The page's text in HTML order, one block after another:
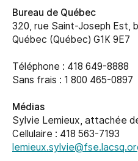
Bureau de Québec
320, rue Saint-Joseph Est,
Québec (Québec) G1K 9E7
Téléphone : 418 649-8888
Sans frais : 1 800 465-0897
Médias
Sylvie Lemieux, attachée
Cellulaire : 418 563-7193